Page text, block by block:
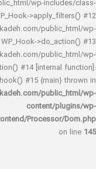
public_html/wp-
WP_Hook-
decokadeh.com/
WP_Hook-
decokadeh.com/
do_action() #14
#15
decokadeh.com/
Frontend/